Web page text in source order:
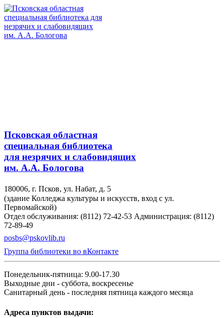
Псковская областная
специальная библиотека
для незрячих и слабовидящих
им. А.А. Бологова
180006, г. Псков, ул. Набат, д. 5
(здание Колледжа культуры и искусств, вход с ул.
Первомайской)
Отдел обслуживания: (8112) 72-42-53 Администрация: (8112)
72-89-49
posbs@pskovlib.ru
Группа библиотеки во вКонтакте
Понедельник-пятница: 9.00-17.30
Выходные дни - суббота, воскресенье
Санитарный день - последняя пятница каждого месяца
Адреса пунктов выдачи: